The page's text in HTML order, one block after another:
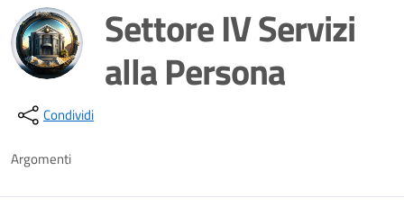
Settore IV Servizi
alla Persona
Condividi
Argomenti